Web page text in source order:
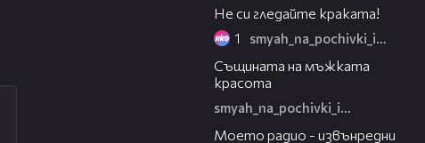
Не си гледайте краката!
1 smyah_na_pochivki_igra
Същината на мъжката
красота
smyah_na_pochivki_igra
Моето радио - извънредни